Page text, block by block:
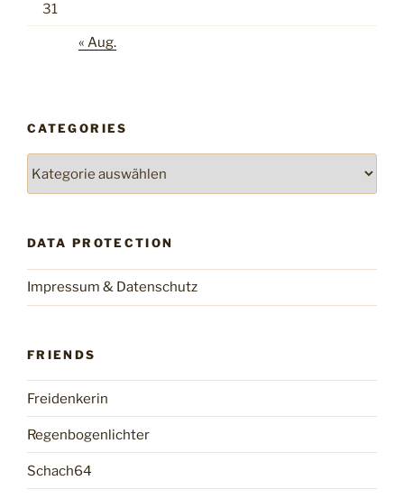
31
« Aug.
CATEGORIES
DATA PROTECTION
Impressum & Datenschutz
FRIENDS
Freidenkerin
Regenbogenlichter
Schach64